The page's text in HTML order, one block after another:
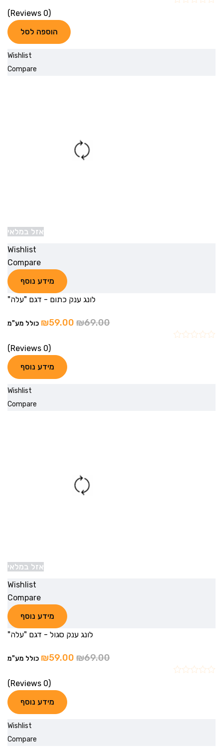
(0 Reviews)
הוספה לסל
Wishlist
Compare
אזל במלאי
Wishlist
Compare
מידע נוסף
לונג ענק כתום - דגם "עלה"
₪69.00
₪59.00 כולל מע"מ
(0 Reviews)
מידע נוסף
Wishlist
Compare
אזל במלאי
Wishlist
Compare
מידע נוסף
לונג ענק סגול - דגם "עלה"
₪69.00
₪59.00 כולל מע"מ
(0 Reviews)
מידע נוסף
Wishlist
Compare